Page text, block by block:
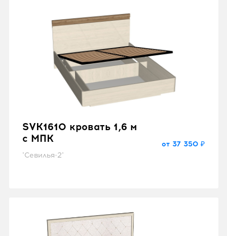
SVK1610 кровать 1,6 м
с МПК
"Севилья-2"
от 37 350 ₽